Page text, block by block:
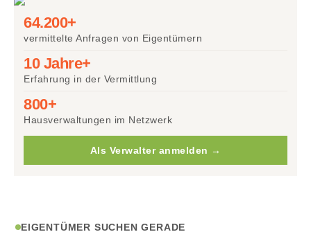
64.200+
vermittelte Anfragen von Eigentümern
10 Jahre+
Erfahrung in der Vermittlung
800+
Hausverwaltungen im Netzwerk
Als Verwalter anmelden →
EIGENTÜMER SUCHEN GERADE